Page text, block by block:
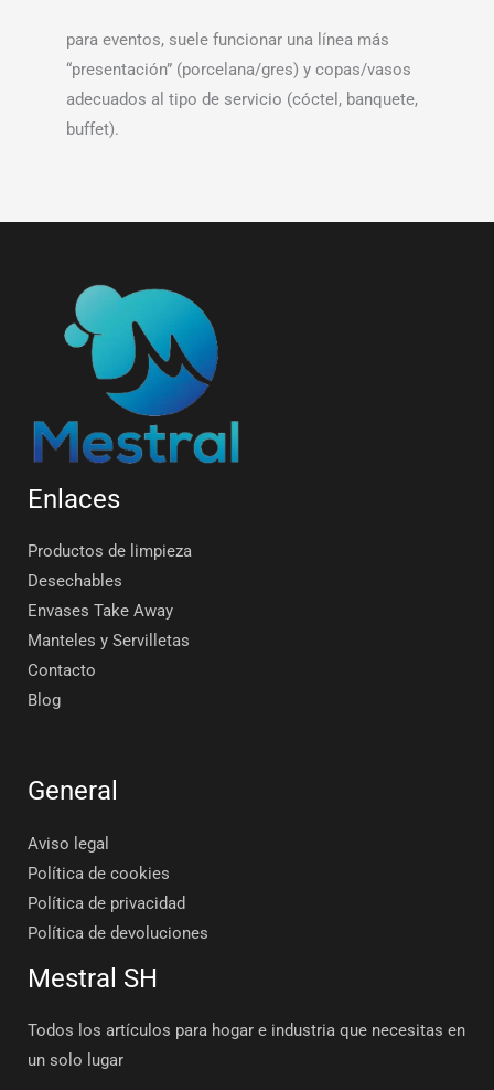
para eventos, suele funcionar una línea más
“presentación” (porcelana/gres) y copas/vasos
adecuados al tipo de servicio (cóctel, banquete,
buffet).
Enlaces
Productos de limpieza
Desechables
Envases Take Away
Manteles y Servilletas
Contacto
Blog
General
Aviso legal
Política de cookies
Política de privacidad
Política de devoluciones
Mestral SH
Todos los artículos para hogar e industria que necesitas en
un solo lugar